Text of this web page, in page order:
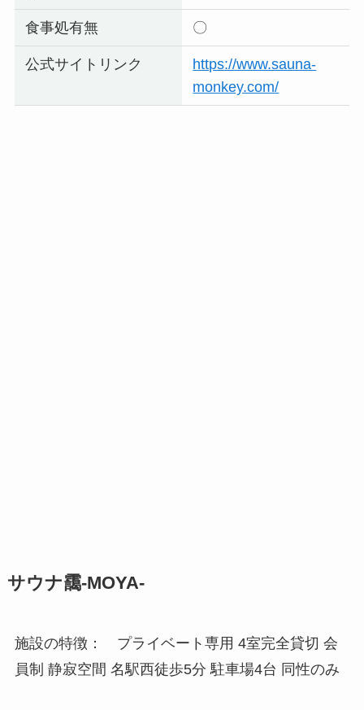
食事処有無 〇
公式サイトリンク
https://www.sauna-
monkey.com/
サウナ靄-MOYA-
施設の特徴： プライベート専用 4室完全貸切 会
員制 静寂空間 名駅西徒歩5分 駐車場4台 同性のみ